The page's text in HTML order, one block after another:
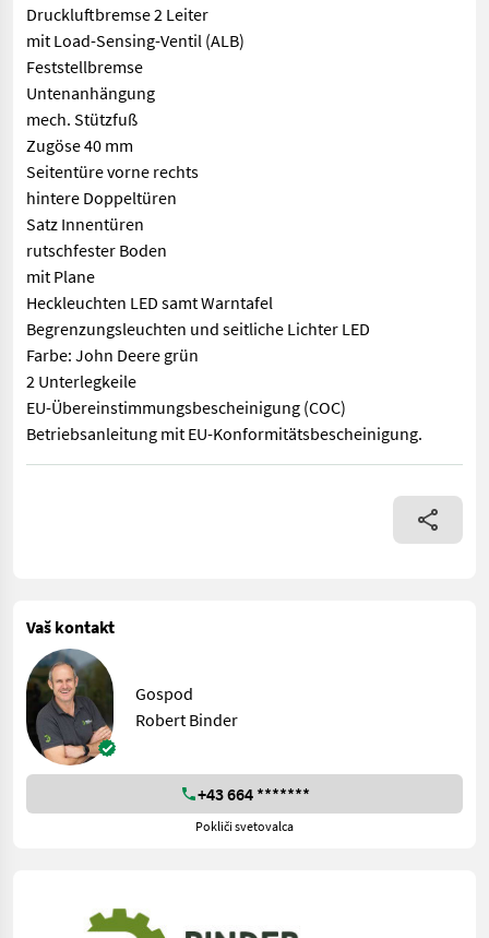
Druckluftbremse 2 Leiter
mit Load-Sensing-Ventil (ALB)
Feststellbremse
Untenanhängung
mech. Stützfuß
Zugöse 40 mm
Seitentüre vorne rechts
hintere Doppeltüren
Satz Innentüren
rutschfester Boden
mit Plane
Heckleuchten LED samt Warntafel
Begrenzungsleuchten und seitliche Lichter LED
Farbe: John Deere grün
2 Unterlegkeile
EU-Übereinstimmungsbescheinigung (COC)
Betriebsanleitung mit EU-Konformitätsbescheinigung.
Viehtransporter lackiert in serienmäßiger Ausrüstung
Vaš kontakt
Gospod
Robert Binder
+43 664 *******
Pokliči svetovalca